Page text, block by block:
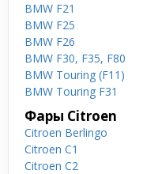
BMW F21
BMW F25
BMW F26
BMW F30, F35, F80
BMW Touring (F11)
BMW Touring F31
Фары Citroen
Citroen Berlingo
Citroen C1
Citroen C2